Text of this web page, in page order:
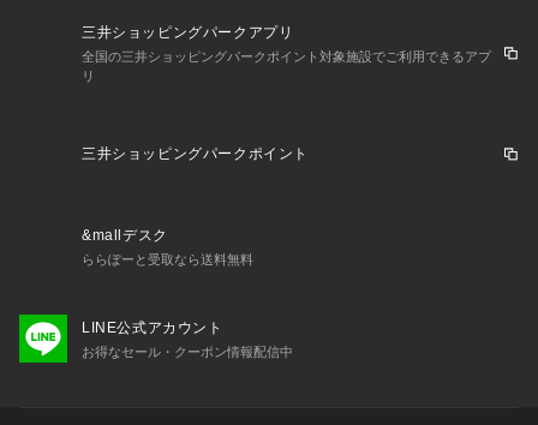
三井ショッピングパークアプリ
全国の三井ショッピングパークポイント対象施設でご利用できるアプ
リ
三井ショッピングパークポイント
&mallデスク
ららぽーと受取なら送料無料
LINE公式アカウント
お得なセール・クーポン情報配信中